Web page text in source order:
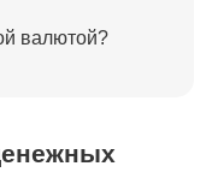
валютой?